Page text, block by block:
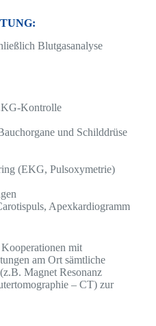
Blutgasanalyse
Kontrolle
und Schilddrüse
(EKG, Pulsoxymetrie)
Apexkardiogramm
mit
am Ort sämtliche
Magnet Resonanz
– CT) zur